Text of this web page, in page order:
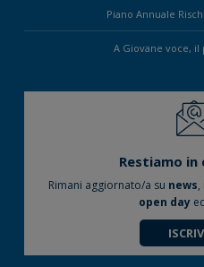
Piano Annuale
A Giovane voce, il
Restiamo
Rimani aggiornato/a su news,
open day